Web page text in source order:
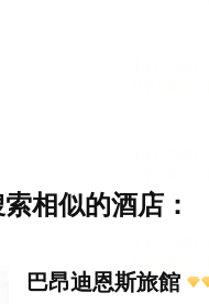
相似的酒店：
巴昂迪恩斯旅館